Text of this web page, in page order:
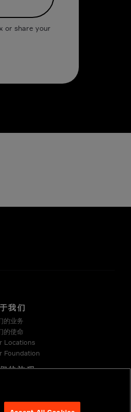
or share your
我们
的业务
的使命
Locations
Foundation
的旅程